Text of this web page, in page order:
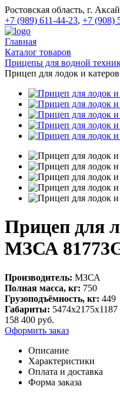
Ростовская область, г.
+7 (989) 611-44-23, +7 (908)
Главная
Каталог товаров
Прицепы для водной
Прицеп для лодок и
Прицеп для
МЗСА
Производитель: МЗСА
Полная масса, кг: 750
Грузоподъёмность, кг: 449
Габариты:
158 400 руб.
Оформить заказ
Описание
Характеристики
Оплата и доставка
Форма заказа